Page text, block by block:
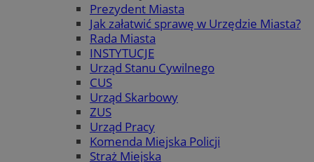
Prezydent Miasta
Jak załatwić sprawę w Urzędzie Miasta?
Rada Miasta
INSTYTUCJE
Urząd Stanu Cywilnego
CUS
Urząd Skarbowy
ZUS
Urząd Pracy
Komenda Miejska Policji
Straż Miejska